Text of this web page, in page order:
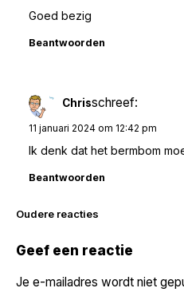
Goed bezig
Beantwoorden
Chrisschreef:
11 januari 2024 om 12:42 pm
Ik denk dat het bermbom
Beantwoorden
Reacties
Oudere reacties
Geef een reactie
Je e-mailadres wordt niet